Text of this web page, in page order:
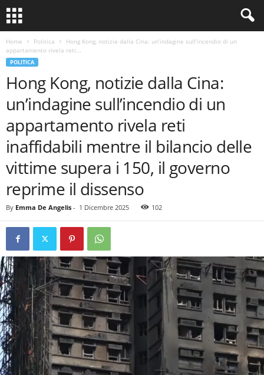
Home Politica
Hong Kong, notizie dalla Cina: un’indagine sull’incendio di un
appartamento rivela reti...
POLITICA
Hong Kong, notizie dalla Cina:
un’indagine sull’incendio di un
appartamento rivela reti
inaffidabili mentre il bilancio delle
vittime supera i 150, il governo
reprime il dissenso
By Emma De Angelis - 1 Dicembre 2025 102